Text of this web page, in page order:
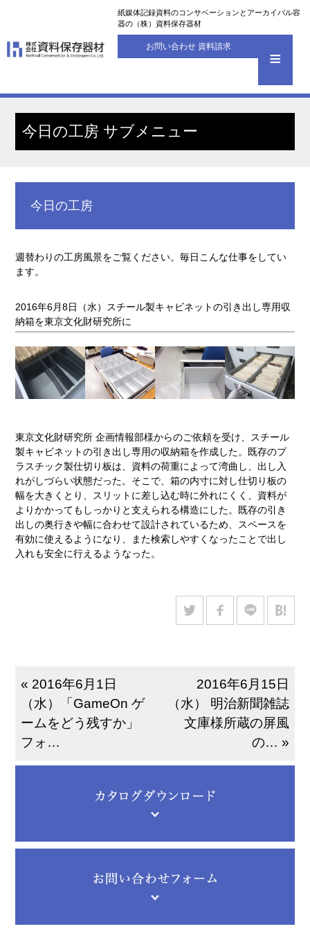
紙媒体記録資料のコンサベーションとアーカイバル容
器の（株）資料保存器材
お問い合わせ 資料請求
今日の工房 サブメニュー
今日の工房
週替わりの工房風景をご覧ください。毎日こんな仕事をしてい
ます。
2016年6月8日（水）スチール製キャビネットの引き出し専用収
納箱を東京文化財研究所に
東京文化財研究所 企画情報部様からのご依頼を受け、スチール
製キャビネットの引き出し専用の収納箱を作成した。既存のプ
ラスチック製仕切り板は、資料の荷重によって湾曲し、出し入
れがしづらい状態だった。そこで、箱の内寸に対し仕切り板の
幅を大きくとり、スリットに差し込む時に外れにくく、資料が
よりかかってもしっかりと支えられる構造にした。既存の引き
出しの奥行きや幅に合わせて設計されているため、スペースを
有効に使えるようになり、また検索しやすくなったことで出し
入れも安全に行えるようなった。
« 2016年6月1日
（水）「GameOn ゲ
ームをどう残すか」
フォ…
2016年6月15日
（水） 明治新聞雑誌
文庫様所蔵の屏風
の… »